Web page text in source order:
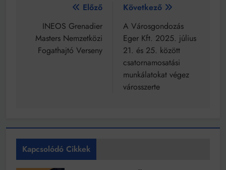
Bejegyzés
navigáció
Előző
INEOS Grenadier
Masters Nemzetközi
Fogathajtó Verseny
Következő
A Városgondozás
Eger Kft. 2025. július
21. és 25. között
csatornamosatási
munkálatokat végez
városszerte
Kapcsolódó Cikkek